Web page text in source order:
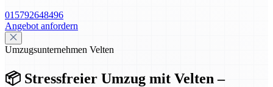
015792648496
Angebot anfordern
Umzugsunternehmen Velten
📦 Stressfreier Umzug mit Velten –